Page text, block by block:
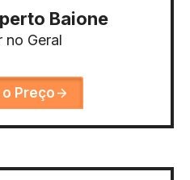
Baione
no Geral
Preço